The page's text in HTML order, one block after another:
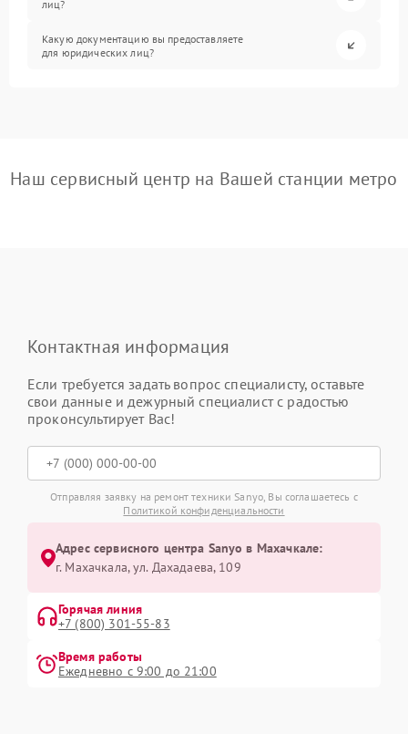
лиц?
Какую документацию вы предоставляете
для юридических лиц?
Наш сервисный центр на Вашей станции метро
Контактная информация
Если требуется задать вопрос специалисту, оставьте
свои данные и дежурный специалист с радостью
проконсультирует Вас!
Отправляя заявку на ремонт техники Sanyo, Вы соглашаетесь с
Политикой конфиденциальности
Адрес сервисного центра Sanyo в Махачкале:
г. Махачкала, ул. Дахадаева, 109
Горячая линия
+7 (800) 301-55-83
Время работы
Ежедневно с 9:00 до 21:00